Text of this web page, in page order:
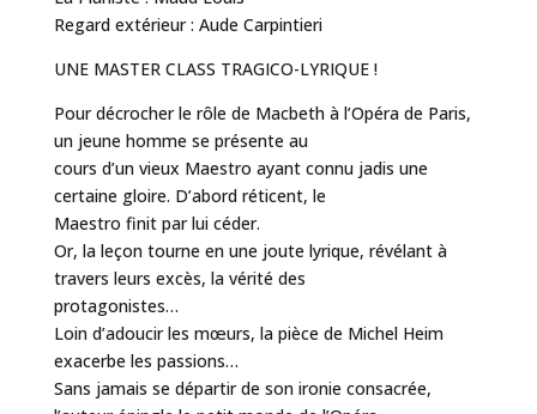
Regard extérieur : Aude Carpintieri
UNE MASTER CLASS TRAGICO-LYRIQUE !
Pour décrocher le rôle de Macbeth à l’Opéra de Paris,
un jeune homme se présente au
cours d’un vieux Maestro ayant connu jadis une
certaine gloire. D’abord réticent, le
Maestro finit par lui céder.
Or, la leçon tourne en une joute lyrique, révélant à
travers leurs excès, la vérité des
protagonistes…
Loin d’adoucir les mœurs, la pièce de Michel Heim
exacerbe les passions…
Sans jamais se départir de son ironie consacrée,